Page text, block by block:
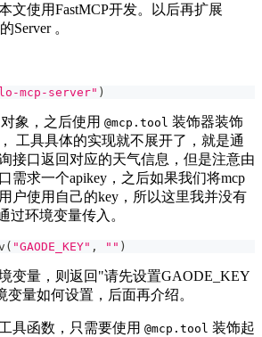
文使用FastMCP开发。以后再扩展
Server 。
mcp-server" )
象，之后使用 @mcp.tool 装饰器装饰
工具具体的实现就不展开了，就是通
接口返回对应的天气信息，但是注意由
需求一个apikey，之后如果我们将mcp
户使用自己的key，所以这里我并没有
过环境变量传入。
( "GAODE_KEY" , "" )
变量，则返回"请先设置GAODE_KEY
量如何设置，后面再介绍。
具函数，只需要使用 @mcp.tool 装饰起